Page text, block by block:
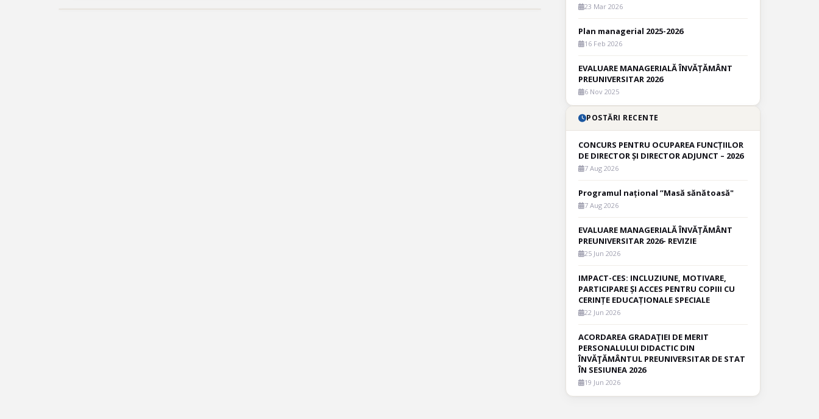
23 Mar 2026
Plan managerial 2025-2026
16 Feb 2026
EVALUARE MANAGERIALĂ ÎNVĂȚĂMÂNT
PREUNIVERSITAR 2026
6 Nov 2025
POSTĂRI RECENTE
CONCURS PENTRU OCUPAREA FUNCȚIILOR
DE DIRECTOR ȘI DIRECTOR ADJUNCT – 2026
7 Aug 2026
Programul național ”Masă sănătoasă"
7 Aug 2026
EVALUARE MANAGERIALĂ ÎNVĂȚĂMÂNT
PREUNIVERSITAR 2026- REVIZIE
25 Jun 2026
IMPACT-CES: INCLUZIUNE, MOTIVARE,
PARTICIPARE ȘI ACCES PENTRU COPIII CU
CERINȚE EDUCAȚIONALE SPECIALE
22 Jun 2026
ACORDAREA GRADAŢIEI DE MERIT
PERSONALULUI DIDACTIC DIN
ÎNVĂŢĂMÂNTUL PREUNIVERSITAR DE STAT
ÎN SESIUNEA 2026
19 Jun 2026